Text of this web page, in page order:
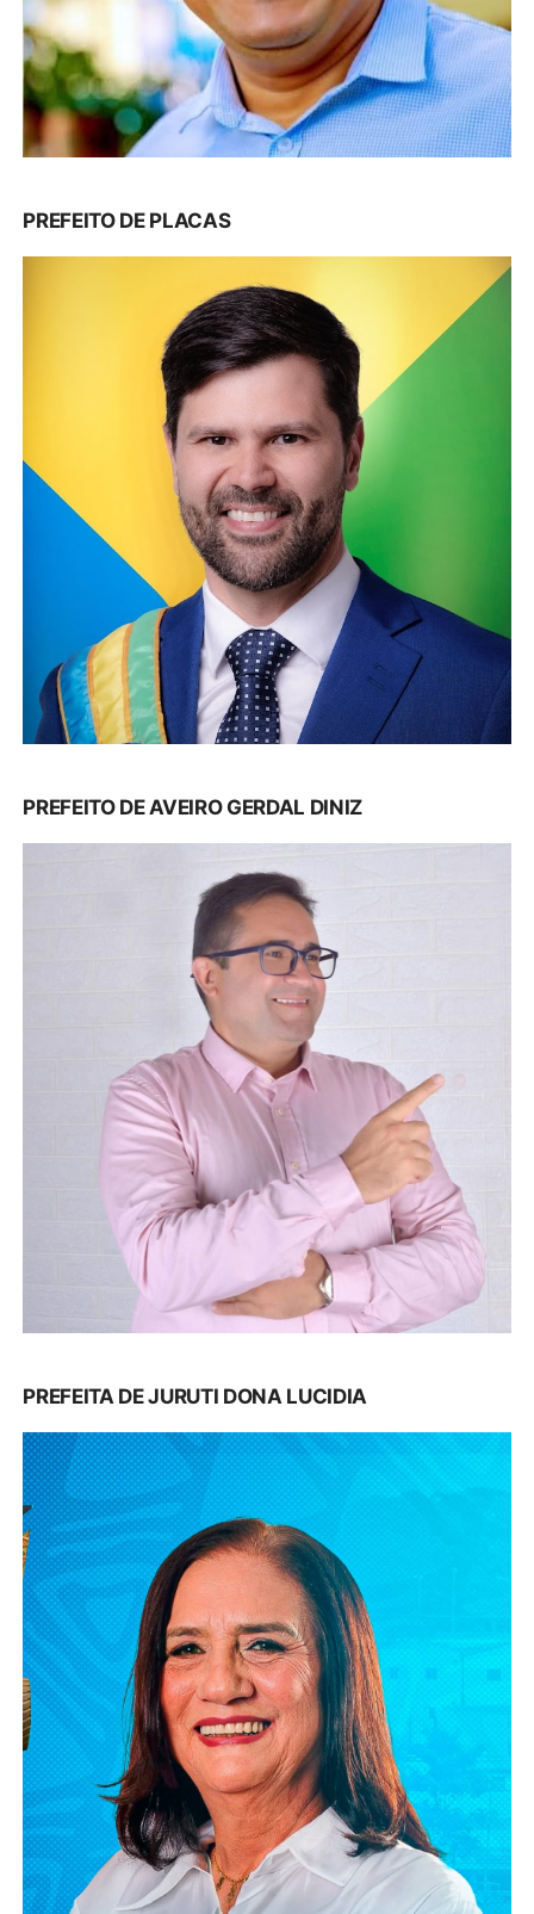
PREFEITO DE PLACAS
PREFEITO DE AVEIRO GERDAL DINIZ
PREFEITA DE JURUTI DONA LUCIDIA